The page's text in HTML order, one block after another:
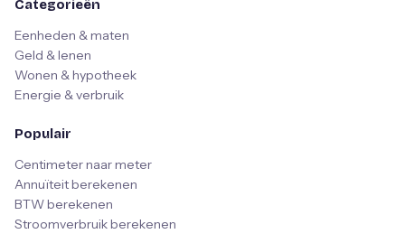
Categorieën
Eenheden & maten
Geld & lenen
Wonen & hypotheek
Energie & verbruik
Populair
Centimeter naar meter
Annuïteit berekenen
BTW berekenen
Stroomverbruik berekenen